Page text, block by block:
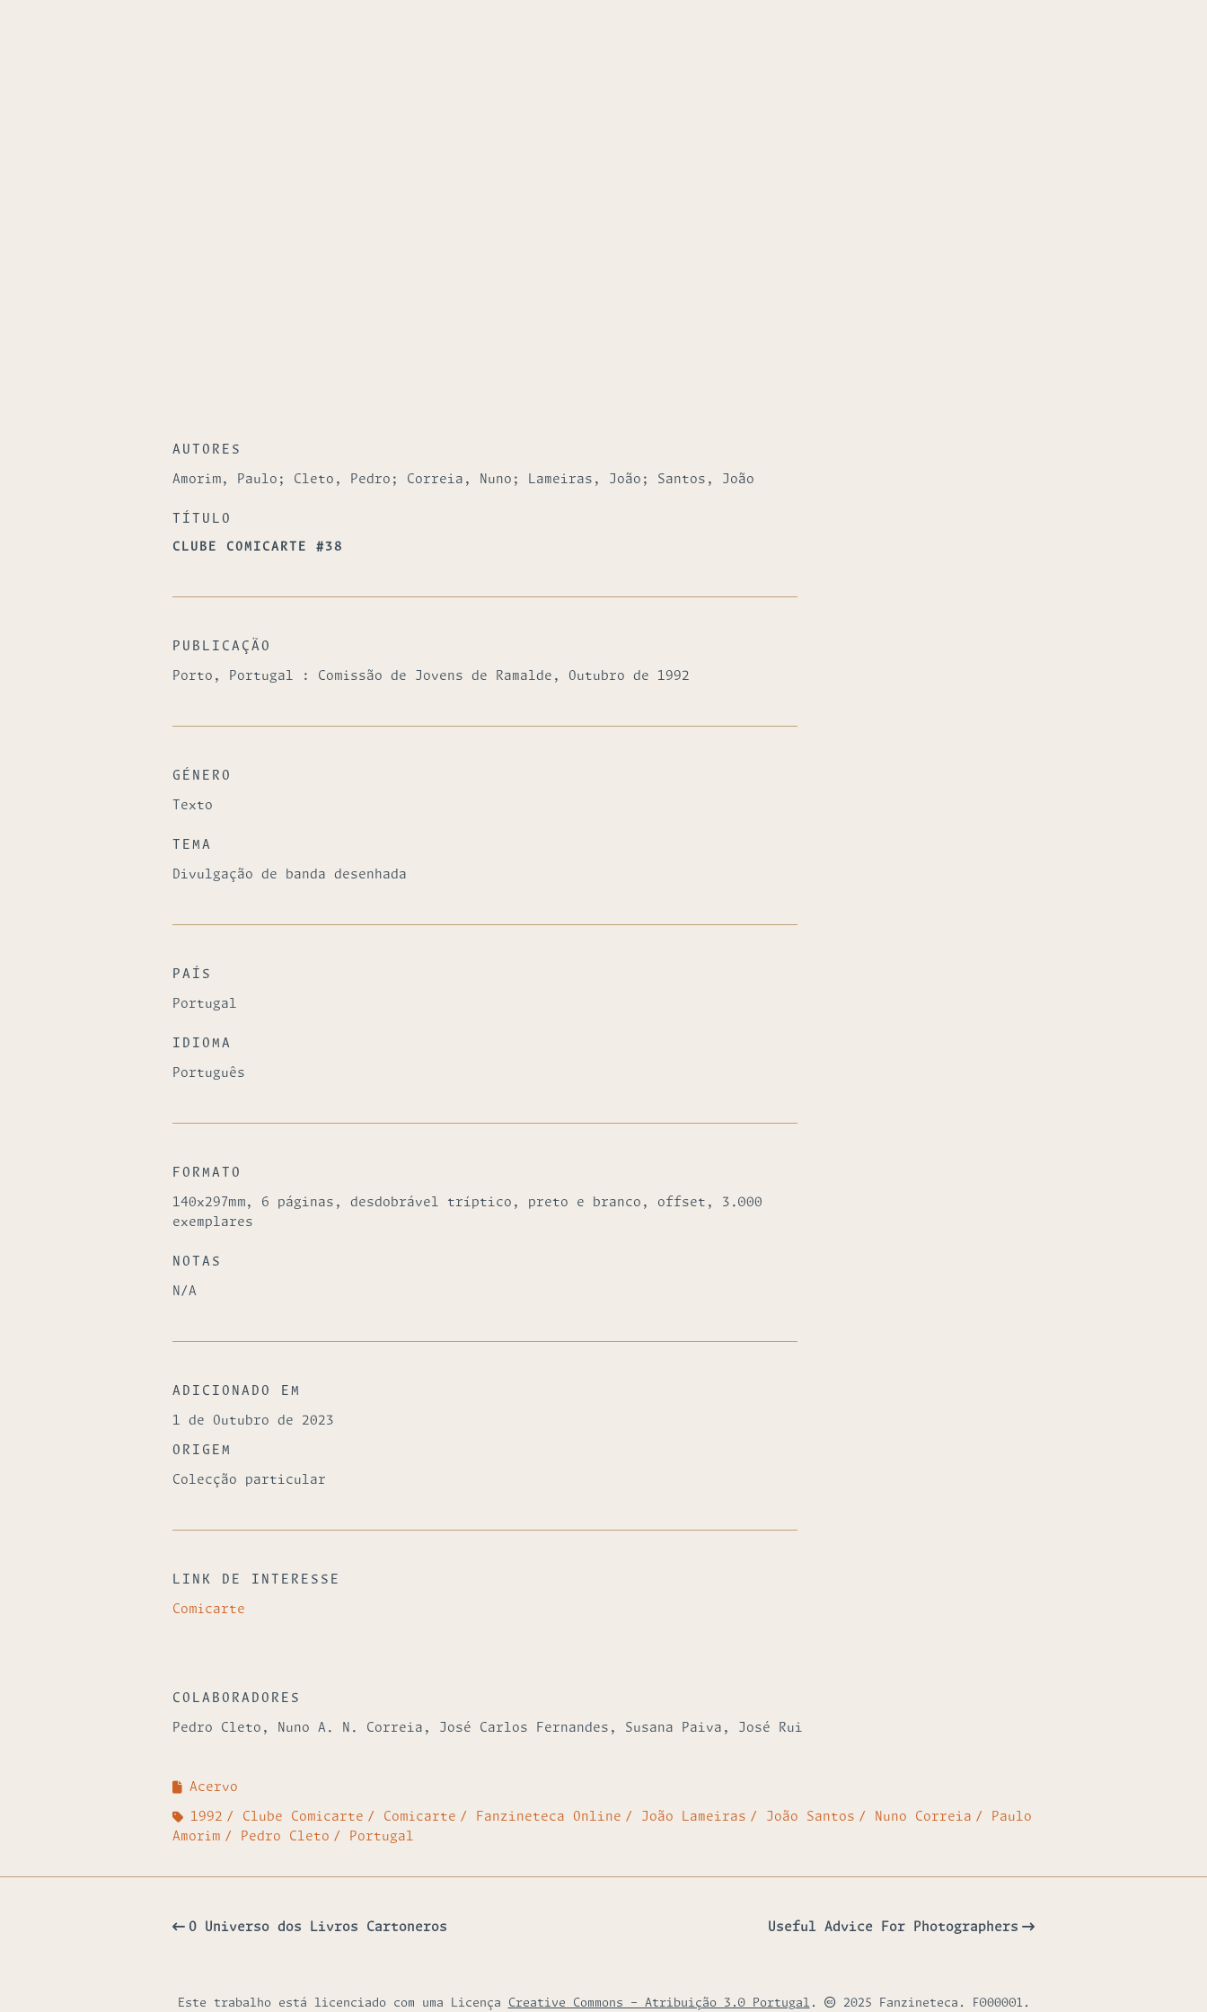
AUTORES
Amorim, Paulo; Cleto, Pedro; Correia, Nuno; Lameiras, João; Santos, João
TÍTULO
CLUBE COMICARTE #38
PUBLICAÇÃO
Porto, Portugal : Comissão de Jovens de Ramalde, Outubro de 1992
GÉNERO
Texto
TEMA
Divulgação de banda desenhada
PAÍS
Portugal
IDIOMA
Português
FORMATO
140x297mm, 6 páginas, desdobrável tríptico, preto e branco, offset, 3.000
exemplares
NOTAS
N/A
ADICIONADO EM
1 de Outubro de 2023
ORIGEM
Colecção particular
LINK DE INTERESSE
Comicarte
COLABORADORES
Pedro Cleto, Nuno A. N. Correia, José Carlos Fernandes, Susana Paiva, José Rui
Acervo
1992 Clube Comicarte Comicarte Fanzineteca Online João Lameiras João Santos Nuno Correia
Paulo
Amorim
Pedro Cleto Portugal
O Universo dos Livros Cartoneros Useful Advice For Photographers
Este trabalho está licenciado com uma Licença Creative Commons - Atribuição 3.0 Portugal . 2025 Fanzineteca. F000001.